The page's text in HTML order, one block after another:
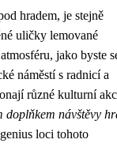
hradem, je stejně
uličky lemované
jako byste
náměstí s radnicí a
různé kulturní
doplňkem návštěvy
loci tohoto